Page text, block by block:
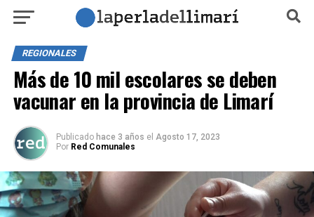
REGIONALES
Más de 10 mil escolares se deben
vacunar en la provincia de Limarí
Publicado hace 3 años el Agosto 17, 2023
Por Red Comunales